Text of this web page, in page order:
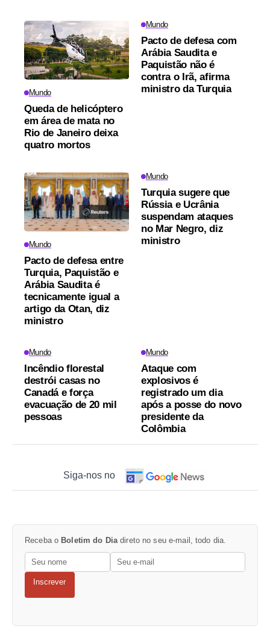
Mundo
Queda de helicóptero
em área de mata no
Rio de Janeiro deixa
quatro mortos
Mundo
Pacto de defesa com
Arábia Saudita e
Paquistão não é
contra o Irã, afirma
ministro da Turquia
Mundo
Pacto de defesa entre
Turquia, Paquistão e
Arábia Saudita é
tecnicamente igual a
artigo da Otan, diz
ministro
Mundo
Turquia sugere que
Rússia e Ucrânia
suspendam ataques
no Mar Negro, diz
ministro
Mundo
Incêndio florestal
destrói casas no
Canadá e força
evacuação de 20 mil
pessoas
Mundo
Ataque com
explosivos é
registrado um dia
após a posse do novo
presidente da
Colômbia
Siga-nos no
Receba o Boletim do Diadireto no seu e-mail, todo dia.
Inscrever